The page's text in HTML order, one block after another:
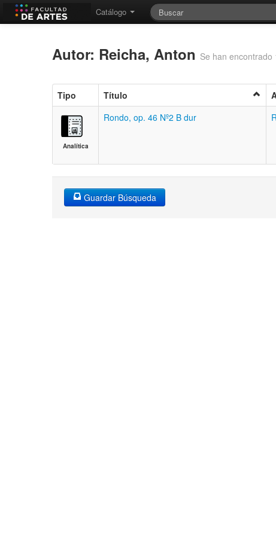
Catálogo
Autor: Reicha, Anton Se han encontrado
Tipo Título
Analítica
Rondo, op. 46 Nº2 B dur
Guardar Búsqueda